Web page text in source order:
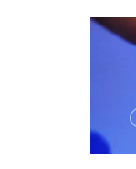
GUIA DE COMPRAS